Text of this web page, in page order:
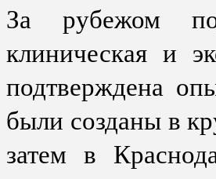
За рубежом
клиническая и
подтверждена
были созданы в
затем в